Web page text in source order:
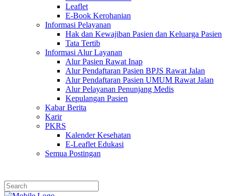
Leaflet
E-Book Kerohanian
Informasi Pelayanan
Hak dan Kewajiban Pasien dan Keluarga Pasien
Tata Tertib
Informasi Alur Layanan
Alur Pasien Rawat Inap
Alur Pendaftaran Pasien BPJS Rawat Jalan
Alur Pendaftaran Pasien UMUM Rawat Jalan
Alur Pelayanan Penunjang Medis
Kepulangan Pasien
Kabar Berita
Karir
PKRS
Kalender Kesehatan
E-Leaflet Edukasi
Semua Postingan